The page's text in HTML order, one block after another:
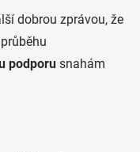
dobrou zprávou, že
podporu snahám